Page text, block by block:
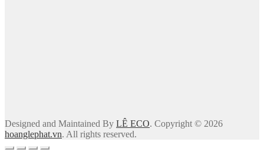
Designed and Maintained By LÊ ECO. Copyright © 2026
hoanglephat.vn. All rights reserved.